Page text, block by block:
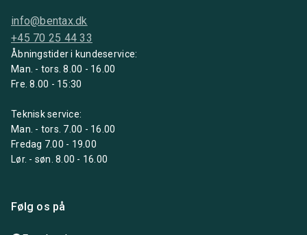
info@bentax.dk
+45 70 25 44 33
Åbningstider i kundeservice:
Man. - tors. 8.00 - 16.00
Fre. 8.00 - 15:30
Teknisk service:
Man. - tors. 7.00 - 16.00
Fredag 7.00 - 19.00
Lør. - søn. 8.00 - 16.00
Følg os på